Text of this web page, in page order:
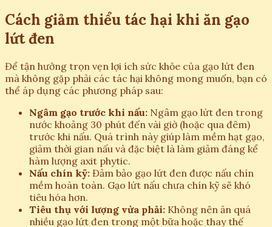
Cách giảm thiểu tác hại khi ăn gạo
lứt đen
Để tận hưởng trọn vẹn lợi ích sức khỏe của gạo lứt đen
mà không gặp phải các tác hại không mong muốn, bạn có
thể áp dụng các phương pháp sau:
Ngâm gạo trước khi nấu: Ngâm gạo lứt đen trong
nước khoảng 30 phút đến vài giờ (hoặc qua đêm)
trước khi nấu. Quá trình này giúp làm mềm hạt gạo,
giảm thời gian nấu và đặc biệt là làm giảm đáng kể
hàm lượng axit phytic.
Nấu chín kỹ: Đảm bảo gạo lứt đen được nấu chín
mềm hoàn toàn. Gạo lứt nấu chưa chín kỹ sẽ khó
tiêu hóa hơn.
Tiêu thụ với lượng vừa phải: Không nên ăn quá
nhiều gạo lứt đen trong một bữa hoặc thay thế